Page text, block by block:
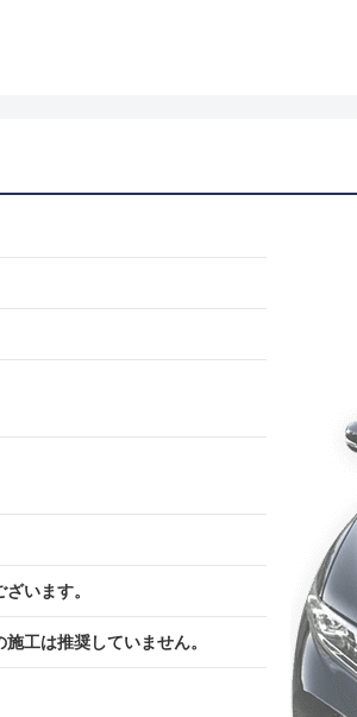
います。
工は推奨していません。